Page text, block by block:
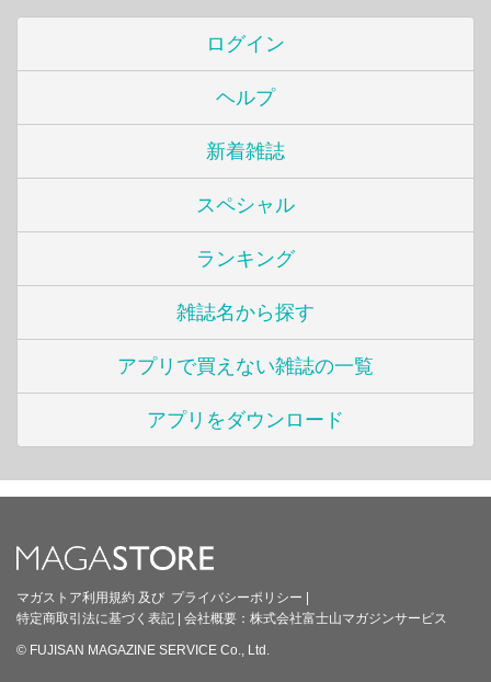
ログイン
ヘルプ
新着雑誌
スペシャル
ランキング
雑誌名から探す
アプリで買えない雑誌の一覧
アプリをダウンロード
マガストア利用規約 及び プライバシーポリシー
特定商取引法に基づく表記
会社概要： 株式会社富士山マガジンサービス
© FUJISAN MAGAZINE SERVICE Co., Ltd.